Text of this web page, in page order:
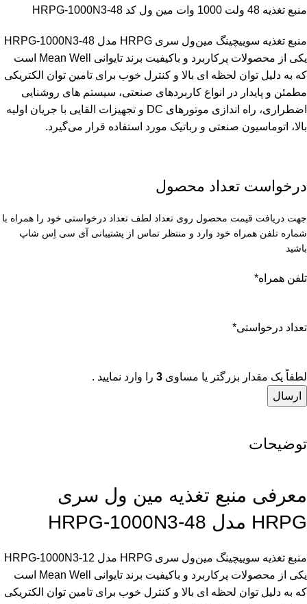
منبع تغذیه 48 ولت 1000 وات مین ول کد HRPG-1000N3-48
منبع تغذیه سوییچینگ مین‌ول سری HRPG مدل HRPG-1000N3-48
یکی از محصولات پرکاربرد و باکیفیت برند تایوانی Mean Well است
که به دلیل توان لحظه ای بالا و کنترل خوب برای تامین توان الکتریکی
مطمئن و پایدار در انواع کاربردهای صنعتی، سیستم های روشنایی
اضطراری، راه اندازی موتورهای DC و تجهیزات القایی با جریان اولیه
بالا، اتوماسیون صنعتی و رباتیک مورد استفاده قرار می‌گیرد.
درخواست تعداد محصول
جهت دریافت قیمت محصول روی تعداد لطف تعداد درخواستی خود را همراه با
شماره تلفن همراه خود وارد و منتظر تماس از پشتیبانی آی سی اِس شاپ
باشید
تلفن همراه*
تعداد درخواستی*
لطفاً یک مقدار بزرگتر یا مساوی 3 را وارد نمایید .
توضیحات
معرفی منبع تغذیه مین ول سری
HRPG مدل HRPG-1000N3-48
منبع تغذیه سوییچینگ مین‌ول سری HRPG مدل HRPG-1000N3-12
یکی از محصولات پرکاربرد و باکیفیت برند تایوانی Mean Well است
که به دلیل توان لحظه ای بالا و کنترل خوب برای تامین توان الکتریکی